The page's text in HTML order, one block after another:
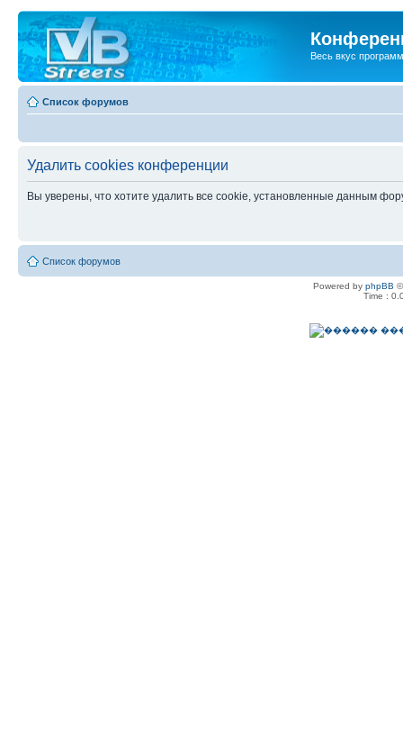
Весь вкус
Список форумов
Удалить cookies конференции
Вы уверены, что хотите удалить все cookie, установленные данным
Список форумов
Powered by phpBB
Time :